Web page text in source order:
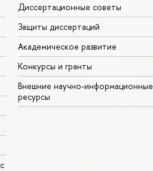
Диссертационные советы
Защиты диссертаций
Академическое развитие
Конкурсы и гранты
Внешние научно-информационные
ресурсы